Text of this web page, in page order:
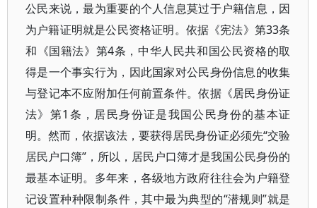
公民来说，最为重要的个人信息莫过于户籍信息，因
为户籍证明就是公民资格证明。依据《宪法》第33条
和《国籍法》第4条，中华人民共和国公民资格的取
得是一个事实行为，因此国家对公民身份信息的收集
与登记本不应附加任何前置条件。依据《居民身份证
法》第1条，居民身份证是我国公民身份的基本证
明。然而，依据该法，要获得居民身份证必须先“交验
居民户口簿”，所以，居民户口簿才是我国公民身份的
最基本证明。多年来，各级地方政府往往会为户籍登
记设置种种限制条件，其中最为典型的“潜规则”就是